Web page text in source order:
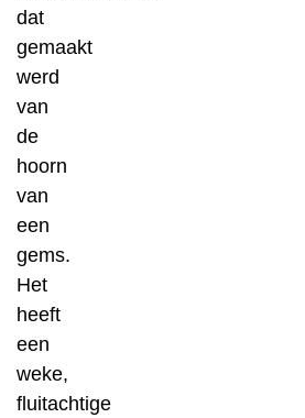
dat
gemaakt
werd
van
de
hoorn
van
een
gems.
Het
heeft
een
weke,
fluitachtige